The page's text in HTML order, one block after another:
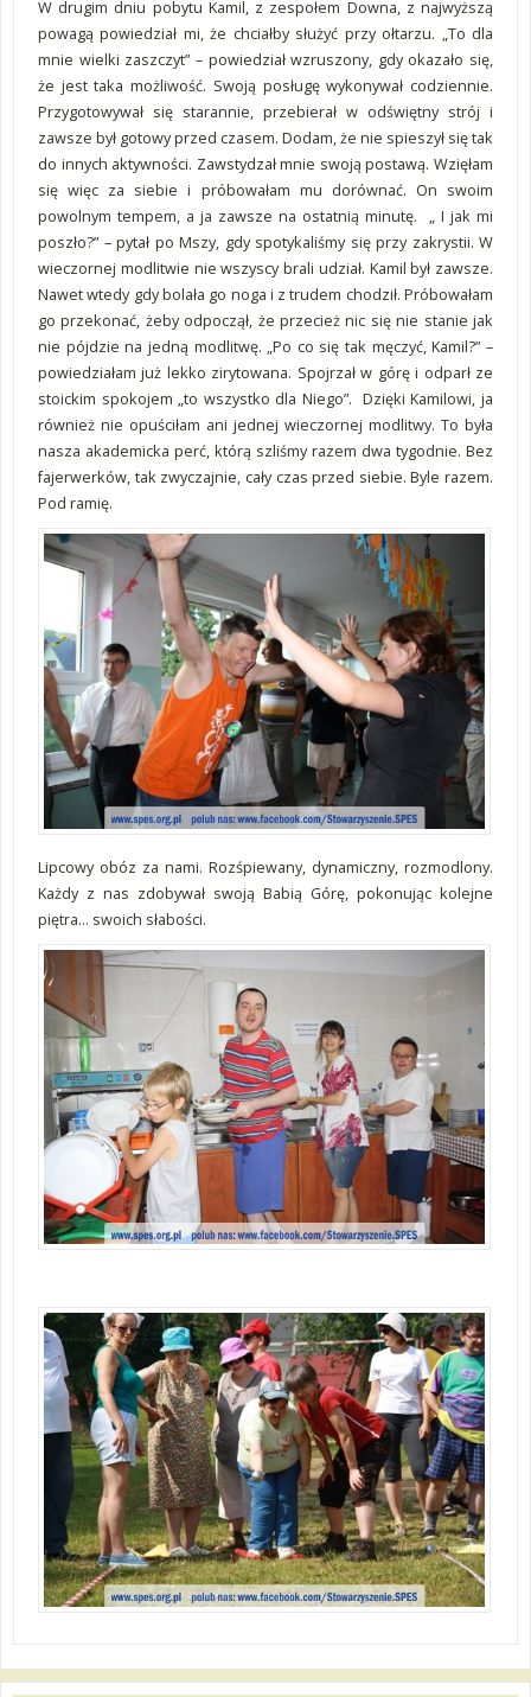
W drugim dniu pobytu Kamil, z zespołem Downa, z najwyższą
powagą powiedział mi, że chciałby służyć przy ołtarzu. „To dla
mnie wielki zaszczyt” – powiedział wzruszony, gdy okazało się,
że jest taka możliwość. Swoją posługę wykonywał codziennie.
Przygotowywał się starannie, przebierał w odświętny strój i
zawsze był gotowy przed czasem. Dodam, że nie spieszył się tak
do innych aktywności. Zawstydzał mnie swoją postawą. Wzięłam
się więc za siebie i próbowałam mu dorównać. On swoim
powolnym tempem, a ja zawsze na ostatnią minutę. „ I jak mi
poszło?” – pytał po Mszy, gdy spotykaliśmy się przy zakrystii. W
wieczornej modlitwie nie wszyscy brali udział. Kamil był zawsze.
Nawet wtedy gdy bolała go noga i z trudem chodził. Próbowałam
go przekonać, żeby odpoczął, że przecież nic się nie stanie jak
nie pójdzie na jedną modlitwę. „Po co się tak męczyć, Kamil?” –
powiedziałam już lekko zirytowana. Spojrzał w górę i odparł ze
stoickim spokojem „to wszystko dla Niego”. Dzięki Kamilowi, ja
również nie opuściłam ani jednej wieczornej modlitwy. To była
nasza akademicka perć, którą szliśmy razem dwa tygodnie. Bez
fajerwerków, tak zwyczajnie, cały czas przed siebie. Byle razem.
Pod ramię.
Lipcowy obóz za nami. Rozśpiewany, dynamiczny, rozmodlony.
Każdy z nas zdobywał swoją Babią Górę, pokonując kolejne
piętra... swoich słabości.